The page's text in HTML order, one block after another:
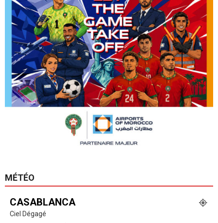
MÉTÉO
CASABLANCA
Ciel Dégagé